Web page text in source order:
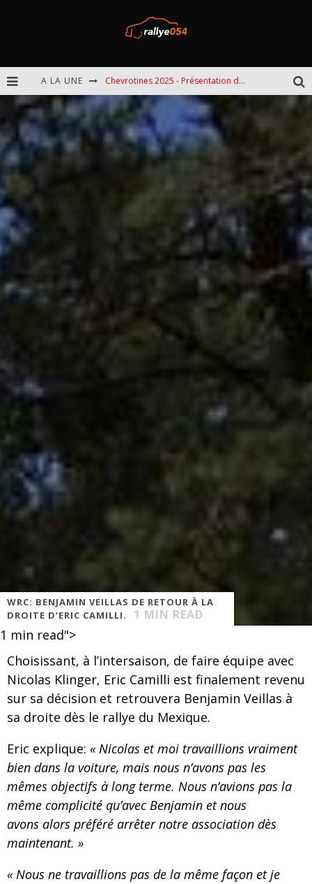
A LA UNE Chevrotines 2025 - Présentation de l'épreuve
WRC: BENJAMIN VEILLAS DE RETOUR À LA
DROITE D’ERIC CAMILLI.
1 MIN READ
1 min read">
Choisissant, à l’intersaison, de faire équipe avec
Nicolas Klinger, Eric Camilli est finalement revenu
sur sa décision et retrouvera Benjamin Veillas à
sa droite dès le rallye du Mexique.
Eric explique: « Nicolas et moi travaillions vraiment
bien dans la voiture, mais nous n’avons pas les
mêmes objectifs à long terme. Nous n’avions pas la
même complicité qu’avec Benjamin et nous
avons alors préféré arrêter notre association dès
maintenant. »
« Nous ne travaillions pas de la même façon et je